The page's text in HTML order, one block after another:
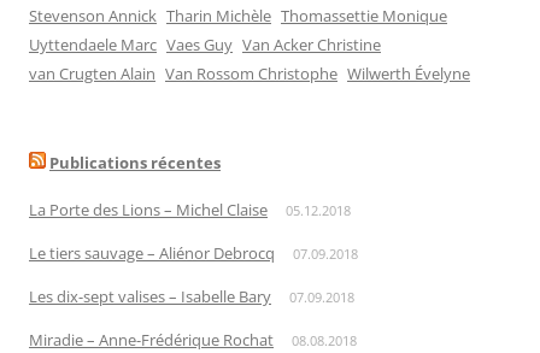
Stevenson Annick Tharin Michèle Thomassettie Monique
Uyttendaele Marc Vaes Guy Van Acker Christine
van Crugten Alain Van Rossom Christophe Wilwerth Évelyne
Publications récentes
La Porte des Lions – Michel Claise 05.12.2018
Le tiers sauvage – Aliénor Debrocq 07.09.2018
Les dix-sept valises – Isabelle Bary 07.09.2018
Miradie – Anne-Frédérique Rochat 08.08.2018